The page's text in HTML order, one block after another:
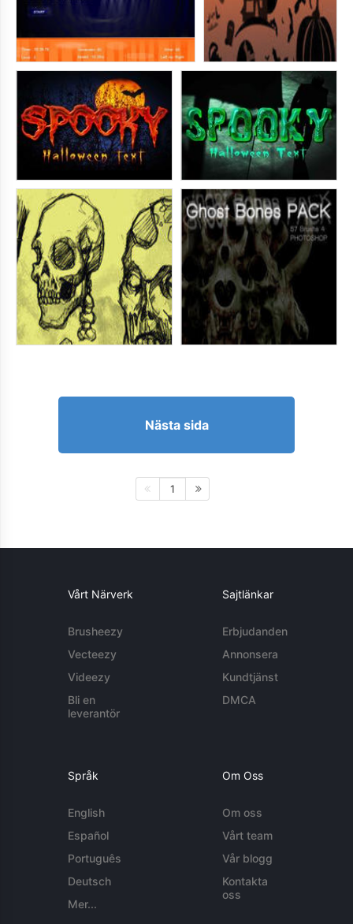
Nästa sida
1
Vårt Närverk
Brusheezy
Vecteezy
Videezy
Bli en
leverantör
Sajtlänkar
Erbjudanden
Annonsera
Kundtjänst
DMCA
Språk
English
Español
Português
Deutsch
Mer...
Om Oss
Om oss
Vårt team
Vår blogg
Kontakta
oss